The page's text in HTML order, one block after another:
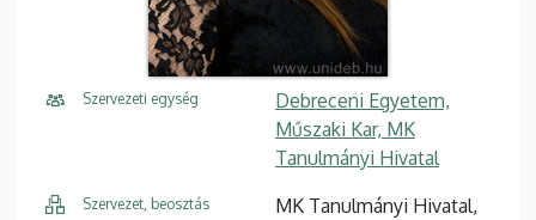
Szervezeti egység
Debreceni Egyetem,
Műszaki Kar, MK
Tanulmányi Hivatal
Szervezet, beosztás
MK Tanulmányi Hivatal,